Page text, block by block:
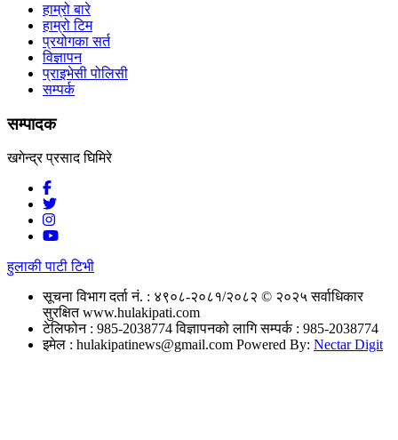
हाम्रो बारे
हाम्रो टिम
प्रयोगका सर्त
विज्ञापन
प्राइभेसी पोलिसी
सम्पर्क
सम्पादक
खगेन्द्र प्रसाद घिमिरे
हुलाकी पाटी टिभी
सूचना विभाग दर्ता नं. : ४९०८-२०८१/२०८२ © २०२५ सर्वाधिकार
सुरक्षित www.hulakipati.com
टेलिफोन : 985-2038774विज्ञापनको लागि सम्पर्क : 985-2038774
इमेल : hulakipatinews@gmail.com Powered By: Nectar Digit